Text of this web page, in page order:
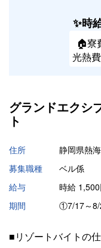
✨時
🏠寮
光熱
グランドエクシ
ト
住所
静岡県熱
募集職種
ベル係
給与
時給
期間
①7/17～
■リゾートバイトの